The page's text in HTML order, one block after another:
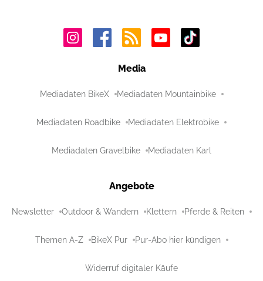
Media
Mediadaten BikeX Mediadaten Mountainbike
Mediadaten Roadbike Mediadaten Elektrobike
Mediadaten Gravelbike Mediadaten Karl
Angebote
Newsletter Outdoor & Wandern Klettern Pferde & Reiten
Themen A-Z BikeX Pur Pur-Abo hier kündigen
Widerruf digitaler Käufe